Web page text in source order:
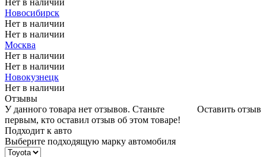
Новосибирск
Нет в наличии
Нет в наличии
Москва
Нет в наличии
Нет в наличии
Новокузнецк
Нет в наличии
Отзывы
Оставить отзыв
У данного товара нет отзывов. Станьте
первым, кто оставил отзыв об этом товаре!
Подходит к авто
Выберите подходящую марку автомобиля